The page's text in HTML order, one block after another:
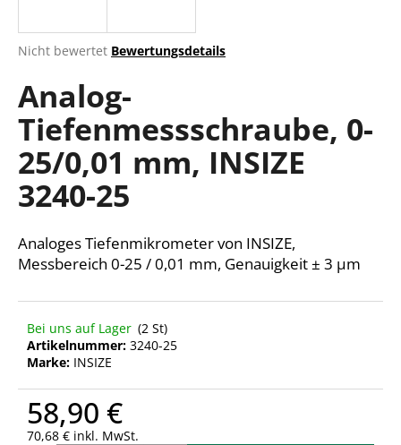
Die
Produktbewertung
ist
0,0
5
Sternen.
Nicht bewertet Bewertungsdetails
Analog-
Tiefenmessschraube, 0-
25/0,01 mm, INSIZE
3240-25
Analoges Tiefenmikrometer von INSIZE,
Messbereich 0-25 / 0,01 mm, Genauigkeit ± 3 µm
Bei uns auf Lager (2 St)
Artikelnummer: 3240-25
Marke: INSIZE
58,90 €
70,68 € inkl. MwSt.
W
i
r
e
p
f
h
e
n